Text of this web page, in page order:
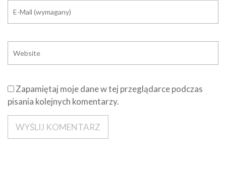
Zapamiętaj moje dane w tej przeglądarce podczas
pisania kolejnych komentarzy.